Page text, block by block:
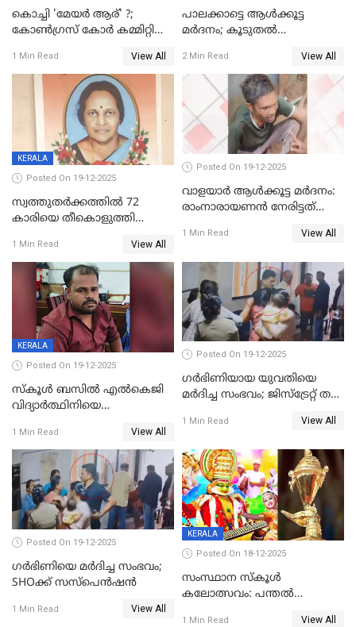
കൊച്ചി 'മേയർ ആര്' ?;
കോണ്‍ഗ്രസ് കോര്‍ കമ്മിറ്റി
1 Min Read View All
പാലക്കാട്ടെ ആള്‍ക്കൂട്ട
മര്‍ദനം; കൂടുതല്‍
അംഗ സംഘമെന്ന് വിവരം
2 Min Read View All
KERALA
Posted On 19-12-2025
സ്വത്തുതര്‍ക്കത്തില്‍ 72
കാരിയെ തീകൊളുത്തി
ക്രൂരകൊലപാതകത്തില്‍
സഹോദരിപുത്രന് ജീവപര്യന്തം
1 Min Read View All
Posted On 19-12-2025
വാളയാർ ആൾക്കൂട്ട മർദനം:
രാംനാരായണൻ നേരിട്ടത്
നാൽപ്പതിലേറെ
റിപ്പോർട്ട്
1 Min Read View All
KERALA
Posted On 19-12-2025
സ്കൂൾ ബസിൽ എൽകെജി
വിദ്യാര്‍ത്ഥിനിയെ
ക്ലീനര്‍ പിടിയിൽ
1 Min Read View All
Posted On 19-12-2025
ഗര്‍ഭിണിയായ യുവതിയെ
മര്‍ദിച്ച സംഭവം; ജിസ്‌ട്രേറ്റ് തല
യുവതി
1 Min Read View All
Posted On 19-12-2025
ഗര്‍ഭിണിയെ മർദിച്ച സംഭവം;
SHOക്ക് സസ്പെൻഷൻ
1 Min Read View All
KERALA
Posted On 18-12-2025
സംസ്ഥാന സ്കൂൾ
കലോത്സവം: പന്തൽ
1 Min Read View All